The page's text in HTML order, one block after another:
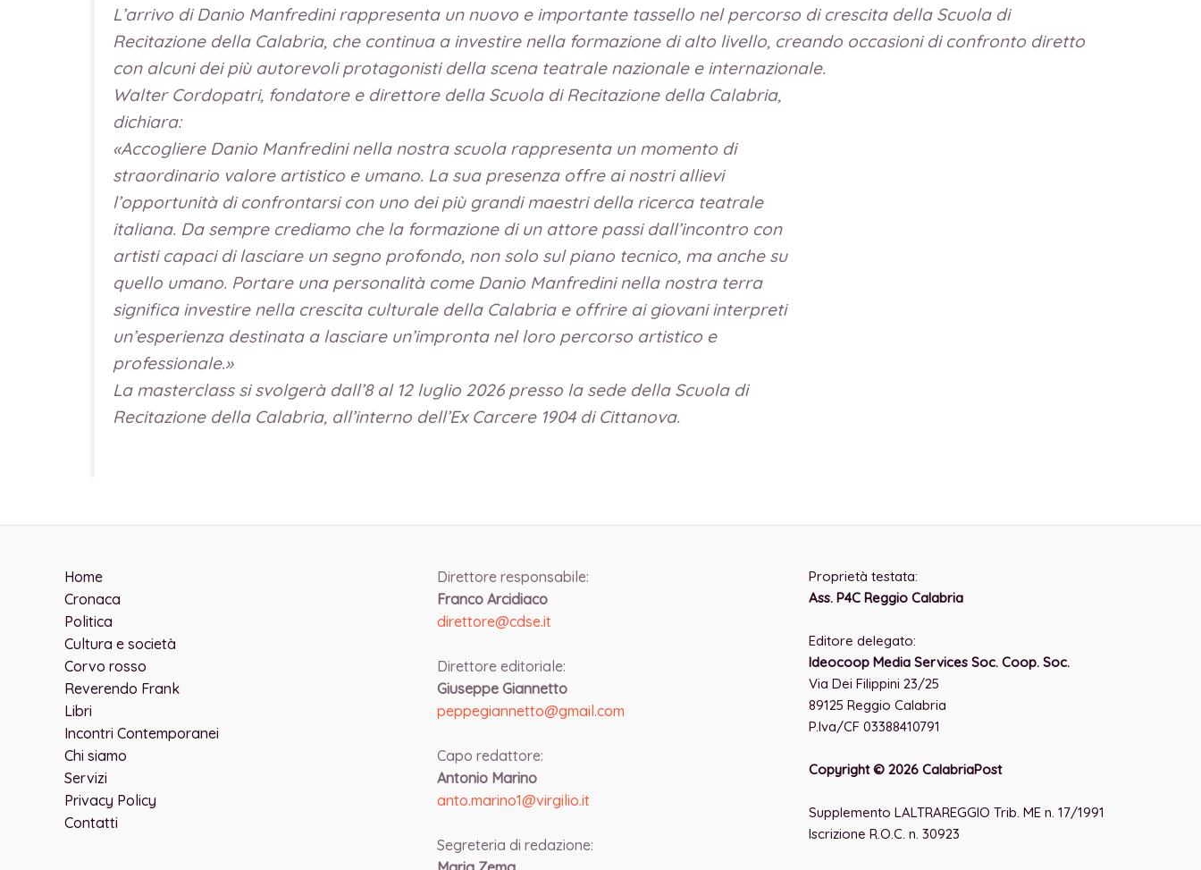
L’arrivo di Danio Manfredini rappresenta un nuovo e importante tassello nel percorso di crescita della Scuola di
Recitazione della Calabria, che continua a investire nella formazione di alto livello, creando occasioni di confronto diretto
con alcuni dei più autorevoli protagonisti della scena teatrale nazionale e internazionale.
Walter Cordopatri, fondatore e direttore della Scuola di Recitazione della Calabria,
dichiara:
«Accogliere Danio Manfredini nella nostra scuola rappresenta un momento di
straordinario valore artistico e umano. La sua presenza offre ai nostri allievi
l’opportunità di confrontarsi con uno dei più grandi maestri della ricerca teatrale
italiana. Da sempre crediamo che la formazione di un attore passi dall’incontro con
artisti capaci di lasciare un segno profondo, non solo sul piano tecnico, ma anche su
quello umano. Portare una personalità come Danio Manfredini nella nostra terra
significa investire nella crescita culturale della Calabria e offrire ai giovani interpreti
un’esperienza destinata a lasciare un’impronta nel loro percorso artistico e
professionale.»
La masterclass si svolgerà dall’8 al 12 luglio 2026 presso la sede della Scuola di
Recitazione della Calabria, all’interno dell’Ex Carcere 1904 di Cittanova.
Home
Cronaca
Politica
Cultura e società
Corvo rosso
Reverendo Frank
Libri
Incontri Contemporanei
Chi siamo
Servizi
Privacy Policy
Contatti
Direttore responsabile:
Franco Arcidiaco
direttore@cdse.it
Direttore editoriale:
Giuseppe Giannetto
peppegiannetto@gmail.com
Capo redattore:
Antonio Marino
anto.marino1@virgilio.it
Segreteria di redazione:
Proprietà testata:
Ass. P4C Reggio Calabria
Editore delegato:
Ideocoop Media Services Soc. Coop. Soc.
Via Dei Filippini 23/25
89125 Reggio Calabria
P.Iva/CF 03388410791
Copyright © 2026 CalabriaPost
Supplemento LALTRAREGGIO Trib. ME n. 17/1991
Iscrizione R.O.C. n. 30923